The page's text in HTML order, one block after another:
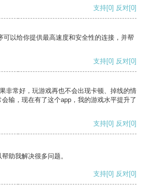
支持[0] 反对[0]
可以给你提供最高速度和安全性的连接，并帮
支持[0] 反对[0]
非常好，玩游戏再也不会出现卡顿、掉线的情
输，现在有了这个app，我的游戏水平提升了
支持[0] 反对[0]
助我解决很多问题。
支持[0] 反对[0]